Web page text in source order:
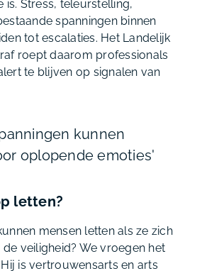
is. Stress, teleurstelling,
spanningen binnen
tot escalaties. Het Landelijk
roept daarom professionals
te blijven op signalen van
kunnen
oplopende emoties'
letten?
mensen letten als ze zich
veiligheid? We vroegen het
is vertrouwensarts en arts